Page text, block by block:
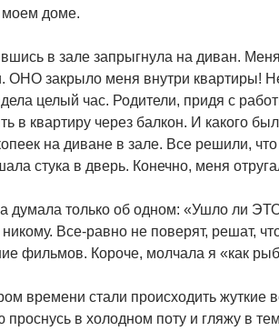
доме.
в зале запрыгнула на диван.
ОНО закрыло меня внутри квартиры!
целый час. Родители, придя с
в квартиру через балкон. И какого
на диване в зале. Все решили,
стука в дверь. Конечно, меня
думала только об одном: «Ушло ли
никому. Все-равно не поверят, решат,
фильмов. Короче, молчала я «как
времени стали происходить
проснусь в холодном поту и гляжу в